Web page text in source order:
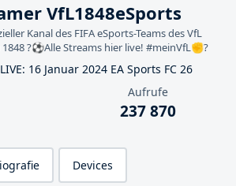
VfL1848eSports
Kanal des FIFA eSports-Teams des VfL
?⚽Alle Streams hier live! #meinVfL✊?
16 Januar 2024 EA Sports FC 26
Aufrufe
237 870
Devices